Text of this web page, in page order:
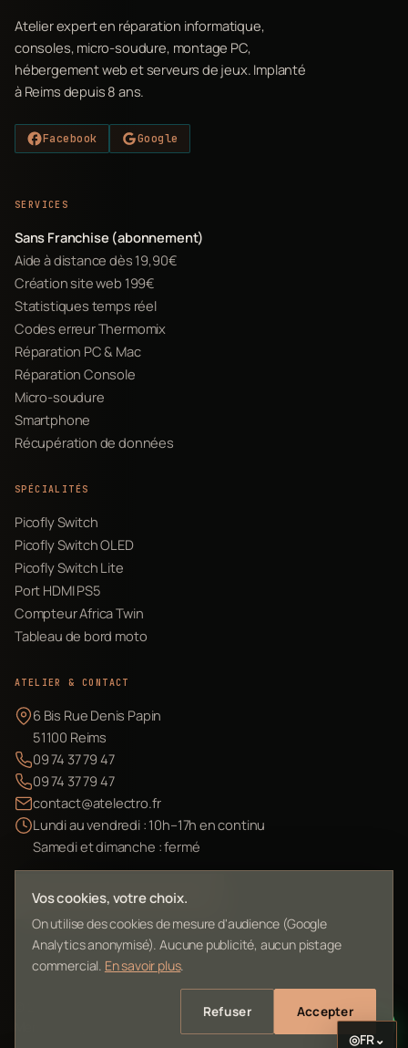
Atelier expert en réparation informatique,
consoles, micro-soudure, montage PC,
hébergement web et serveurs de jeux. Implanté
à Reims depuis 8 ans.
Facebook Google
SERVICES
Sans Franchise (abonnement)
Aide à distance dès 19,90€
Création site web 199€
Statistiques temps réel
Codes erreur Thermomix
Réparation PC & Mac
Réparation Console
Micro-soudure
Smartphone
Récupération de données
SPÉCIALITÉS
Picofly Switch
Picofly Switch OLED
Picofly Switch Lite
Port HDMI PS5
Compteur Africa Twin
Tableau de bord moto
ATELIER & CONTACT
6 Bis Rue Denis Papin
51100 Reims
09 74 37 79 47
09 74 37 79 47
contact@atelectro.fr
Lundi au vendredi : 10h–17h en continu
Samedi et dimanche : fermé
Envoyer mon matériel
L'Atelier Electro Reims — SIRET 10261022700013
Vos cookies, votre choix.
On utilise des cookies de mesure d'audience (Google
Analytics anonymisé). Aucune publicité, aucun pistage
commercial. En savoir plus.
Refuser Accepter
◎FR⌄